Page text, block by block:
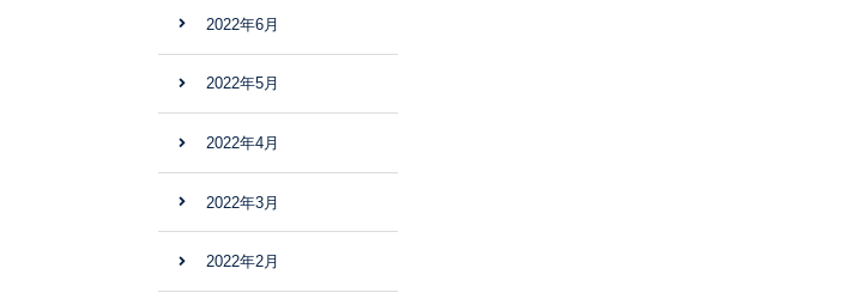
2022年6月
2022年5月
2022年4月
2022年3月
2022年2月